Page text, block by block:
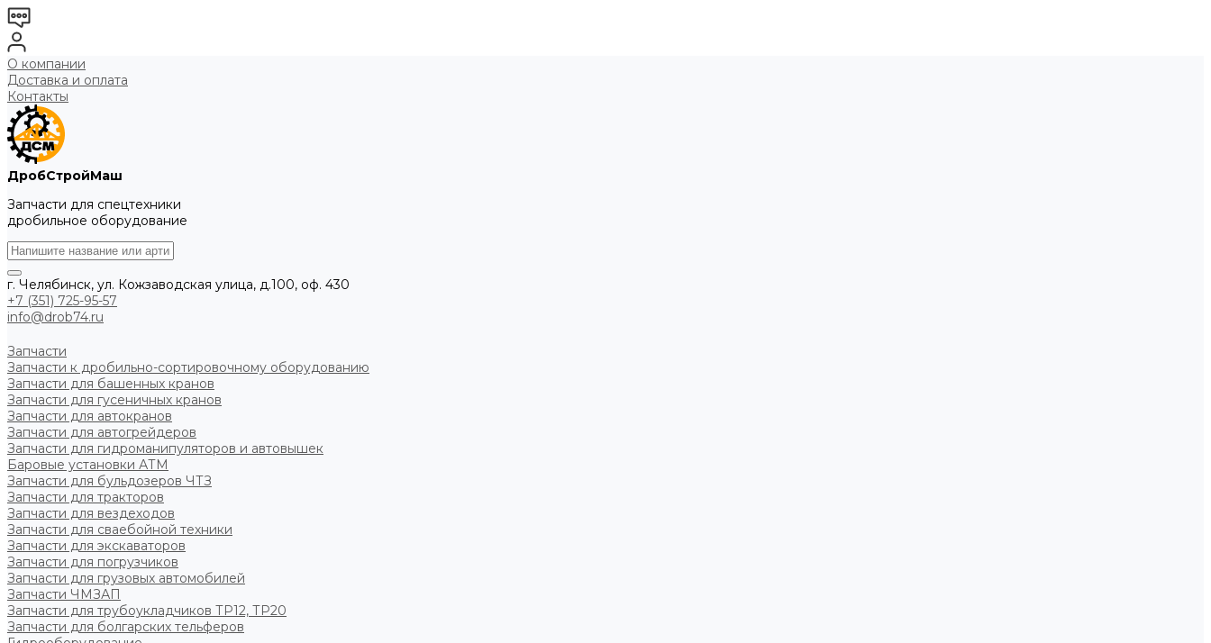
О компании
Доставка и оплата
Контакты
ДробСтройМаш
Запчасти для спецтехники
дробильное оборудование
г. Челябинск, ул. Кожзаводская улица, д.100, оф. 430
+7 (351) 725-95-57
info@drob74.ru
Запчасти
Запчасти к дробильно-сортировочному оборудованию
Запчасти для башенных кранов
Запчасти для гусеничных кранов
Запчасти для автокранов
Запчасти для автогрейдеров
Запчасти для гидроманипуляторов и автовышек
Баровые установки АТМ
Запчасти для бульдозеров ЧТЗ
Запчасти для тракторов
Запчасти для вездеходов
Запчасти для сваебойной техники
Запчасти для экскаваторов
Запчасти для погрузчиков
Запчасти для грузовых автомобилей
Запчасти ЧМЗАП
Запчасти для трубоукладчиков ТР12, ТР20
Запчасти для болгарских тельферов